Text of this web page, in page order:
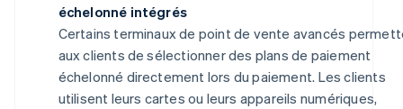
échelonné intégrés
Certains terminaux de point de vente avancés
aux clients de sélectionner des plans de paiement
échelonné directement lors du paiement. Les clients
utilisent leurs cartes ou leurs appareils numériques,